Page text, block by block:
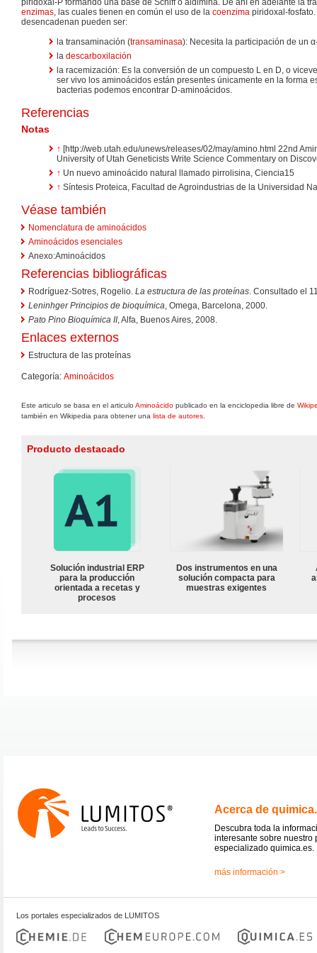
piridoxal-P formando una base de Schiff o aldimina. De ahí en adelante la
enzimas, las cuales tienen en común el uso de la coenzima piridoxal-
desencadenan pueden ser:
la transaminación (transaminasa): Necesita la participación de un
la descarboxilación
la racemización: Es la conversión de un compuesto L en D, o
ser vivo los aminoácidos están presentes únicamente en la forma
bacterias podemos encontrar D-aminoácidos.
Referencias
Notas
↑ [http://web.utah.edu/unews/releases/02/may/amino.html 22nd
University of Utah Geneticists Write Science Commentary on
↑ Un nuevo aminoácido natural llamado pirrolisina, Ciencia15
↑ Síntesis Proteica, Facultad de Agroindustrias de la Universidad
Véase también
Nomenclatura de aminoácidos
Aminoácidos esenciales
Anexo:Aminoácidos
Referencias bibliográficas
Rodríguez-Sotres, Rogelio. La estructura de las proteínas. Consultado el
Leninhger Principios de bioquímica, Omega, Barcelona, 2000.
Pato Pino Bioquímica II, Alfa, Buenos Aires, 2008.
Enlaces externos
Estructura de las proteínas
Categoría: Aminoácidos
Este articulo se basa en el articulo Aminoácido publicado en la enciclopedia libre de
también en Wikipedia para obtener una lista de autores
Producto destacado
Solución industrial ERP
para la producción
orientada a recetas y
procesos
Dos instrumentos en una
solución compacta para
muestras exigentes
Acerca de
Descubra toda la
interesante sobre nuestro
especializado quimica.es.
más información >
Los portales especializados de LUMITOS